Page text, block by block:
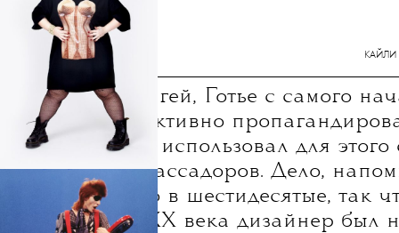
Открытый гей, Готье с самого
карьеры активно
эстетику и использовал для
ярких амбассадоров. Дело,
стартовало в шестидесятые, так
до конца XX века дизайнер был